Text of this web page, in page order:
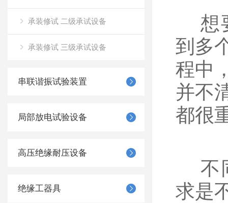
承装修试 二级承试设备
承装修试 三级承试设备
串联谐振试验装置
局部放电试验设备
高压绝缘耐压设备
绝缘工器具
想
到多
程中
并不
都很
不
求是